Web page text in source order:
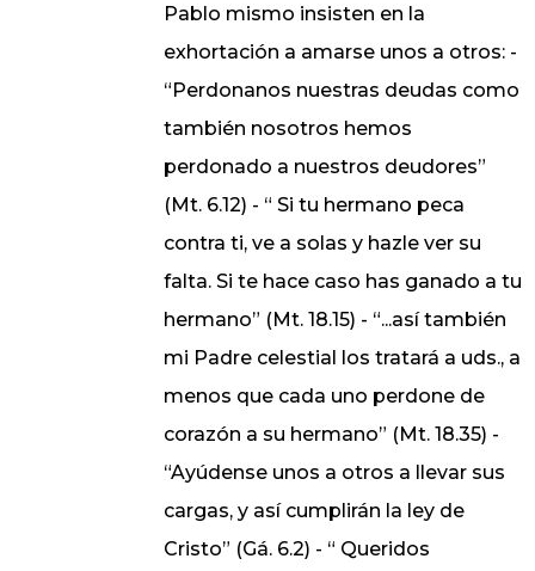
Pablo mismo insisten en la
exhortación a amarse unos a otros: -
“Perdonanos nuestras deudas como
también nosotros hemos
perdonado a nuestros deudores”
(Mt. 6.12) - “ Si tu hermano peca
contra ti, ve a solas y hazle ver su
falta. Si te hace caso has ganado a tu
hermano” (Mt. 18.15) - “...así también
mi Padre celestial los tratará a uds., a
menos que cada uno perdone de
corazón a su hermano” (Mt. 18.35) -
“Ayúdense unos a otros a llevar sus
cargas, y así cumplirán la ley de
Cristo” (Gá. 6.2) - “ Queridos